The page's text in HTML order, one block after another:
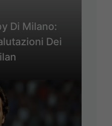
Di Milano:
Dei